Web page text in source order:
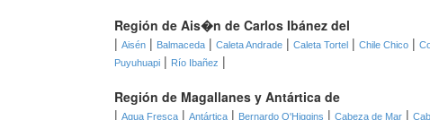
Región de Ais�n de Carlos Ibánez del
| Aisén | Balmaceda | Caleta Andrade | Caleta Tortel | Chile Chico |
Puyuhuapi | Río Ibañez |
Región de Magallanes y Antártica de
| Agua Fresca | Antártica | Bernardo O'Higgins | Cabeza de Mar |